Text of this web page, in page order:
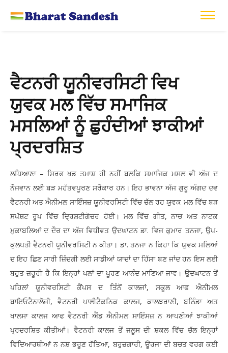
ਵੈਟਨਰੀ ਯੂਨੀਵਰਸਿਟੀ ਵਿਖ
ਯੁਵਕ ਮਲ ਵਿੱਚ ਸਮਾਜਿਕ
ਮਸਲਿਆਂ ਨੂੰ ਛੁਹੰਦੀਆਂ ਝਾਕੀਆਂ
ਪ੍ਰਦਰਸ਼ਿਤ
ਲਧਿਆਣਾ – ਸਿਰਫ ਖਡ ਤਮਾਸ਼ ਹੀ ਨਹੀਂ ਬਲਕਿ ਸਮਾਜਿਕ ਮਸਲ ਵੀ ਅੱਜ ਦ
ਨੌਜਵਾਨ ਲਈ ਬੜ ਮਹੱਤਵਪੂਰਣ ਸਰੋਕਾਰ ਹਨ। ਇਹ ਭਾਵਨਾ ਅੱਜ ਗੁਰੂ ਅੰਗਦ ਦਵ
ਵੈਟਨਰੀ ਅਤ ਐਨੀਮਲ ਸਾਇੰਸਜ਼ ਯੂਨੀਵਰਸਿਟੀ ਵਿੱਚ ਚੱਲ ਰਹ ਯੁਵਕ ਮਲ ਵਿੱਚ ਬੜ
ਸਪੱਸ਼ਟ ਰੂਪ ਵਿੱਚ ਦ੍ਰਿਸ਼ਟੀਗੋਚਰ ਹੋਈ। ਮਲ ਵਿੱਚ ਗੀਤ, ਨਾਚ ਅਤ ਨਾਟਕ
ਮੁਕਾਬਲਿਆਂ ਦ ਦੌਰ ਦਾ ਅੱਜ ਵਿਧੀਵਤ ਉਦਘਾਟਨ ਡਾ. ਵਿਜ ਕੁਮਾਰ ਤਨਜਾ, ਉਪ-
ਕੁਲਪਤੀ ਵੈਟਨਰੀ ਯੂਨੀਵਰਸਿਟੀ ਨ ਕੀਤਾ। ਡਾ. ਤਨਜਾ ਨ ਕਿਹਾ ਕਿ ਯੁਵਕ ਮਲਿਆਂ
ਦ ਇਹ ਛਿਣ ਸਾਰੀ ਜ਼ਿੰਦਗੀ ਲਈ ਸਾਡੀਆਂ ਯਾਦਾਂ ਦਾ ਹਿੱਸਾ ਬਣ ਜਾਂਦ ਹਨ ਇਸ ਲਈ
ਬਹੁਤ ਜ਼ਰੂਰੀ ਹੈ ਕਿ ਇਨ੍ਹਾਂ ਪਲਾਂ ਦਾ ਪੂਰਣ ਆਨੰਦ ਮਾਣਿਆ ਜਾਵ। ਉਦਘਾਟਨ ਤੋਂ
ਪਹਿਲਾਂ ਯੂਨੀਵਰਸਿਟੀ ਕੈਂਪਸ ਦ ਤਿੰਨੋਂ ਕਾਲਜਾਂ, ਸਕੂਲ ਆਫ ਐਨੀਮਲ
ਬਾਇਓਟੈਨਾਲੋਜੀ, ਵੈਟਨਰੀ ਪਾਲੀਟੈਕਨਿਕ ਕਾਲਜ, ਕਾਲਝਰਾਣੀ, ਬਠਿੰਡਾ ਅਤ
ਖਾਲਸਾ ਕਾਲਜ ਆਫ ਵੈਟਨਰੀ ਐਂਡ ਐਨੀਮਲ ਸਾਇੰਸਜ਼ ਨ ਆਪਣੀਆਂ ਝਾਕੀਆਂ
ਪ੍ਰਦਰਸ਼ਿਤ ਕੀਤੀਆਂ। ਵੈਟਨਰੀ ਕਾਲਜ ਤੋਂ ਜਲੂਸ ਦੀ ਸ਼ਕਲ ਵਿੱਚ ਚੱਲ ਇਨ੍ਹਾਂ
ਵਿਦਿਆਰਥੀਆਂ ਨ ਨਸ਼ ਭਰੂਣ ਹੱਤਿਆ, ਬਰੁਜ਼ਗਾਰੀ, ਊਰਜਾ ਦੀ ਬਚਤ ਵਰਗ ਕਈ